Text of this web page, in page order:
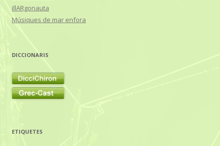
illARgonauta
Músiques de mar enfora
DICCIONARIS
ETIQUETES